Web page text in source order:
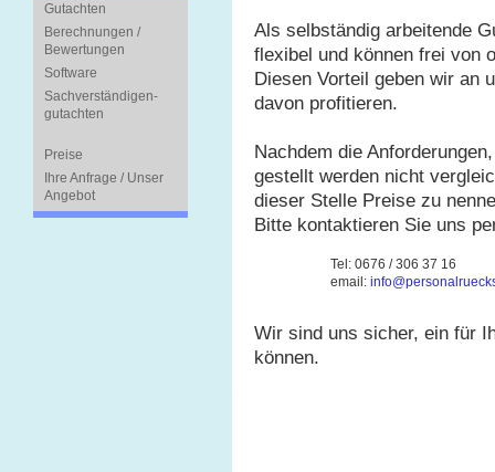
Gutachten
Berechnungen /
Bewertungen
Software
Sachverständigen-
gutachten
Preise
Ihre Anfrage / Unser
Angebot
Als selbständig arbeitende
flexibel und können frei von
Diesen Vorteil geben wir an
davon profitieren.
Nachdem die
gestellt werden nicht
dieser Stelle Preise zu
Bitte kontaktieren Sie uns
Tel: 0676 / 306 37 16
email:
Wir sind uns sicher, ein für
können.